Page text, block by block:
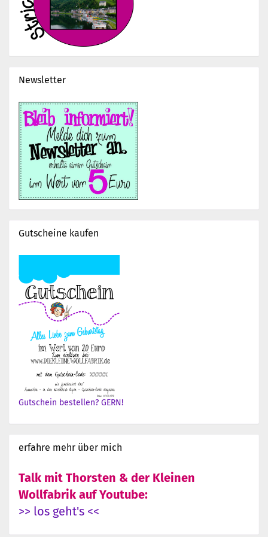
Newsletter
Gutscheine kaufen
Gutschein bestellen? GERN!
erfahre mehr über mich
Talk mit Thorsten & der Kleinen
Wollfabrik auf Youtube:
>> los geht's <<